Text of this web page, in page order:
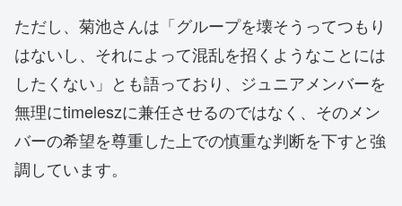
ただし、菊池さんは「グループを壊そうってつもり
はないし、それによって混乱を招くようなことには
したくない」とも語っており、ジュニアメンバーを
無理にtimeleszに兼任させるのではなく、そのメン
バーの希望を尊重した上での慎重な判断を下すと強
調しています。